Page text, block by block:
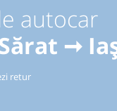
autocar
➞
retur